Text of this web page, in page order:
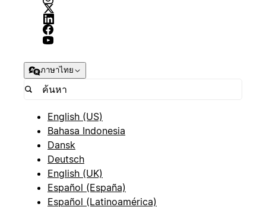
ภาษาไทย
English (US)
Bahasa Indonesia
Dansk
Deutsch
English (UK)
Español (España)
Español (Latinoamérica)